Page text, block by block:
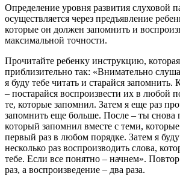
Определение уровня развития слуховой
осуществляется через предъявление
которые он должен запомнить и
максимальной точности.
Прочитайте ребенку инструкцию,
приблизительно так: «Внимательно
я буду тебе читать и старайся запомнить.
– постарайся воспроизвести их в любой
те, которые запомнил. Затем я еще раз
запомнить еще больше. После – ты снова
который запомнил вместе с теми,
первый раз в любом порядке. Затем я
несколько раз воспроизводить слова,
тебе. Если все понятно – начнем».
раз, а воспроизведение – два раза.